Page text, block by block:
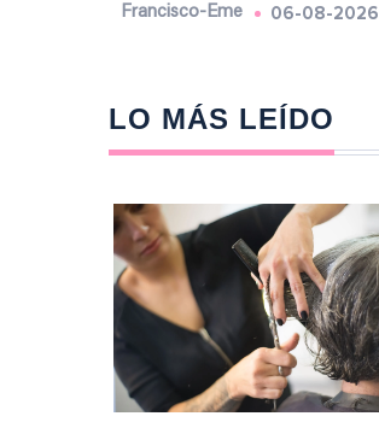
Francisco-Eme 06-08-2026
LO MÁS LEÍDO